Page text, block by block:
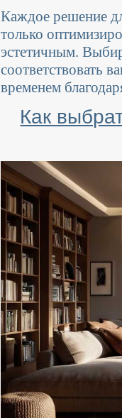
Каждое решение
только
эстетичным.
соответствовать
временем
Как